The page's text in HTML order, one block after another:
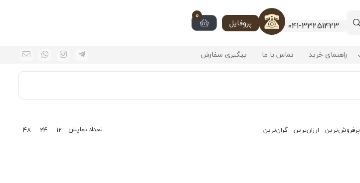
041-33251423 پروفایل
0
راهنمای خرید تماس با ما پیگیری سفارش
پرفروش‌ترین ارزان‌ترین گران‌ترین تعداد نمایش 12
24
48